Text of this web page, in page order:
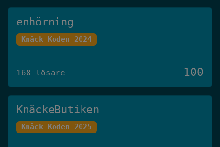
enhörning
Knäck Koden 2024
168 lösare 100
KnäckeButiken
Knäck Koden 2025